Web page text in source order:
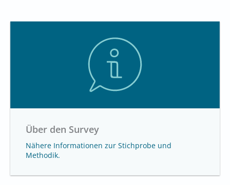
Über den Survey
Nähere Informationen zur Stichprobe und
Methodik.